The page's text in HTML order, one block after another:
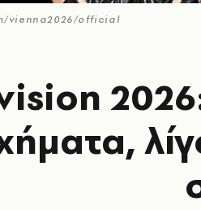
vienna2026/official